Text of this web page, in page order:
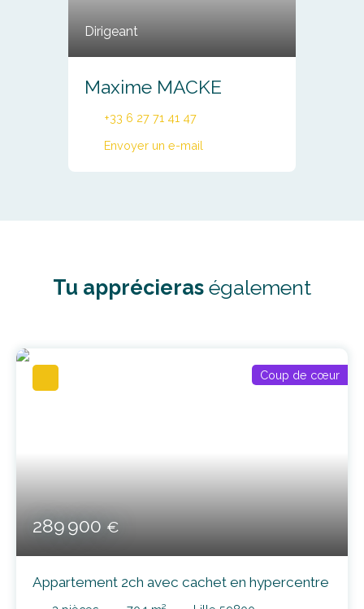
Dirigeant
Maxime MACKE
+33 6 27 71 41 47
Envoyer un e-mail
Tu apprécieras également
289 900€
Coup de cœur
Appartement 2ch avec cachet en hypercentre